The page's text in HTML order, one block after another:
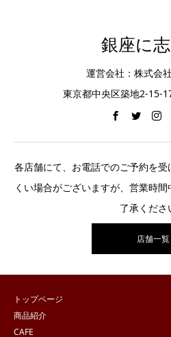
銀座に
運営会社：株式会
東京都中央区築地2-15-
各店舗にて、お電話でのご予約を
くい場合がございますが、営業時
了承くださ
店舗一覧
トップページ
商品紹介
CAFE